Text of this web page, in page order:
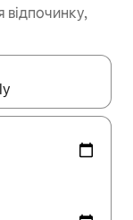
відпочинку,
для